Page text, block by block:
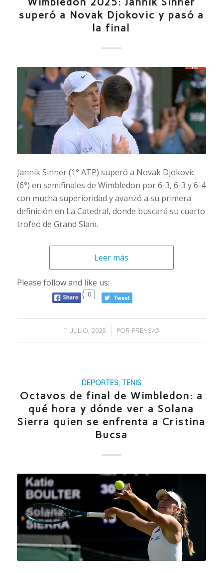
superó a Novak Djokovic y pasó a
la final
Jannik Sinner (1° ATP) superó a Novak Djokovic
(6°) en semifinales de Wimbledon por 6-3, 6-3 y 6-4
con mucha superioridad y avanzó a su primera
definición en La Catedral, donde buscará su cuarto
trofeo de Grand Slam.
Leer más
Please follow and like us:
0
11 JULIO, 2025
/ POR PRENSA3
DEPORTES, TENIS
Octavos de final de Wimbledon: a
qué hora y dónde ver a Solana
Sierra quien se enfrenta a Cristina
Bucsa